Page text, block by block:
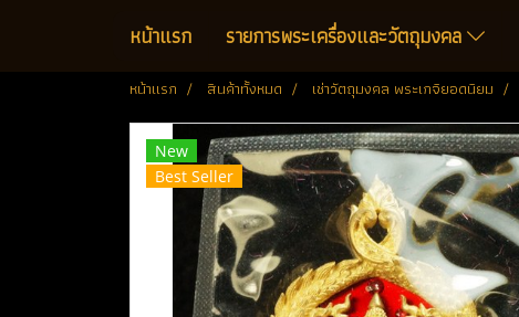
หน้าแรก รายการพระเครื่องและวัตถุมงคล
หน้าแรก สินค้าทั้งหมด เช่าวัตถุมงคล พระเกจิยอดนิยม
New
Best Seller